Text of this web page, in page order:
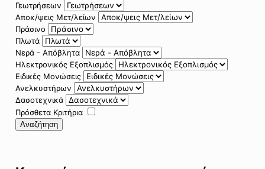
Γεωτρήσεων
Αποκ/ψεις Μετ/λείων
Πράσινο
Πλωτά
Νερά - Απόβλητα
Ηλεκτρονικός Εξοπλισμός
Ειδικές Μονώσεις
Ανελκυστήρων
Δασοτεχνικά
Πρόσθετα Κριτήρια
Αναζήτηση